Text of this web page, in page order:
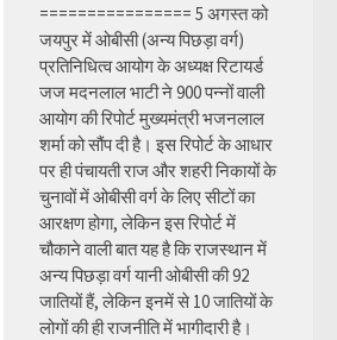
================ 5 अगस्त को
जयपुर में ओबीसी (अन्य पिछड़ा वर्ग)
प्रतिनिधित्व आयोग के अध्यक्ष रिटायर्ड
जज मदनलाल भाटी ने 900 पन्नों वाली
आयोग की रिपोर्ट मुख्यमंत्री भजनलाल
शर्मा को सौंप दी है। इस रिपोर्ट के आधार
पर ही पंचायती राज और शहरी निकायों के
चुनावों में ओबीसी वर्ग के लिए सीटों का
आरक्षण होगा, लेकिन इस रिपोर्ट में
चौकाने वाली बात यह है कि राजस्थान में
अन्य पिछड़ा वर्ग यानी ओबीसी की 92
जातियों हैं, लेकिन इनमें से 10 जातियों के
लोगों की ही राजनीति में भागीदारी है।